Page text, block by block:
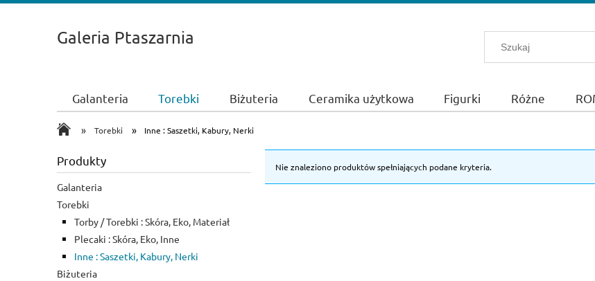
Galeria Ptaszarnia
Galanteria Torebki Biżuteria Ceramika użytkowa Figurki Różne
» Torebki » Inne : Saszetki, Kabury, Nerki
Produkty
Galanteria
Torebki
Torby / Torebki : Skóra, Eko, Materiał
Plecaki : Skóra, Eko, Inne
Inne : Saszetki, Kabury, Nerki
Biżuteria
Nie znaleziono produktów spełniających podane kryteria.